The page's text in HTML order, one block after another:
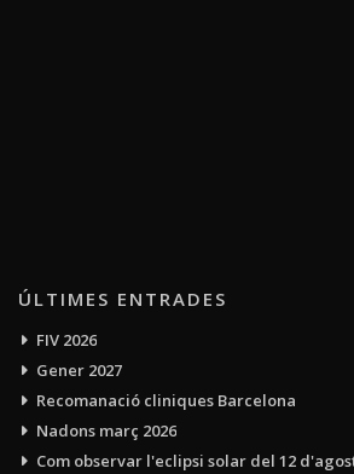
ÚLTIMES ENTRADES
FIV 2026
Gener 2027
Recomanació cliniques Barcelona
Nadons març 2026
Com observar l'eclipsi solar del 12